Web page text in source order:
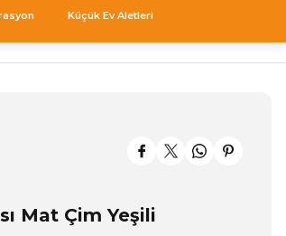
Küçük Ev Aletleri
Mat Çim Yeşili